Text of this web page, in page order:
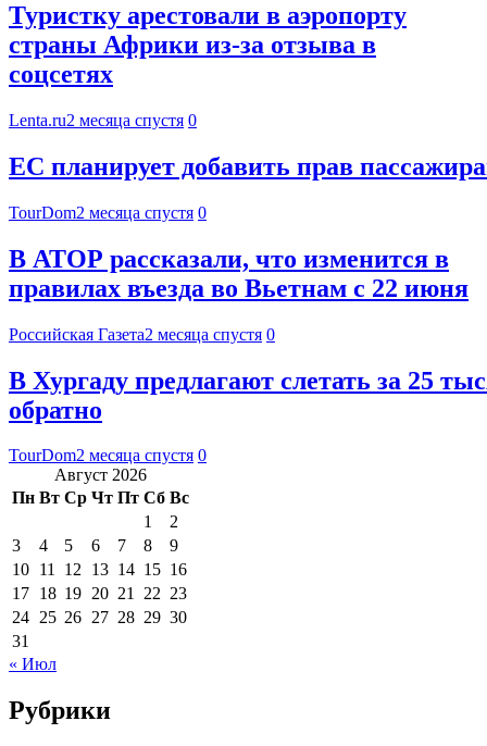
Туристку арестовали в аэропорту
страны Африки из-за отзыва в
соцсетях
Lenta.ru2 месяца спустя 0
ЕС планирует добавить прав
TourDom2 месяца спустя 0
В АТОР рассказали, что изменится в
правилах въезда во Вьетнам с 22 июня
Российская Газета2 месяца спустя 0
В Хургаду предлагают слетать за 25
обратно
TourDom2 месяца спустя 0
Август 2026
Пн Вт Ср Чт Пт Сб Вс
1
2
3
4 5 6 7 8
9
10 11 12 13 14 15 16
17 18 19 20 21 22 23
24 25 26 27 28 29 30
31
« Июл
Рубрики